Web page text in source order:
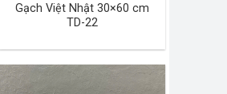
Gạch Việt Nhật 30×60 cm
TD-22